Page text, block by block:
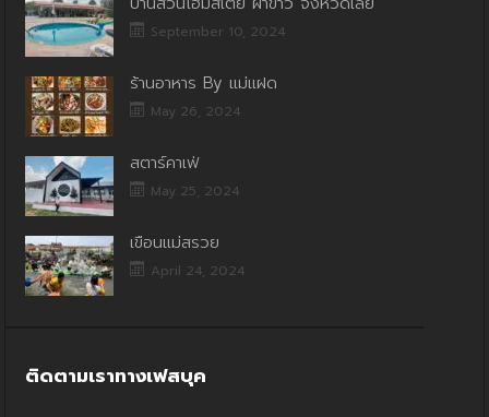
September 10, 2024
ร้านอาหาร By แม่แฝด
May 26, 2024
สตาร์คาเฟ่
May 25, 2024
เขื่อนแม่สรวย
April 24, 2024
ติดตามเราทางเฟสบุค